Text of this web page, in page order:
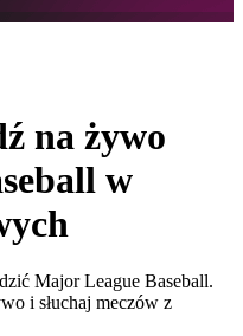
na żywo
w
Major League Baseball.
i słuchaj meczów z